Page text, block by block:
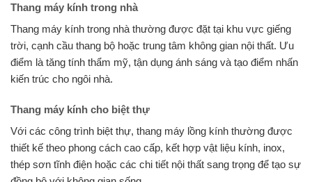
Thang máy kính trong nhà
Thang máy kính trong nhà thường được đặt tại khu vực giếng
trời, cạnh cầu thang bộ hoặc trung tâm không gian nội thất. Ưu
điểm là tăng tính thẩm mỹ, tận dụng ánh sáng và tạo điểm nhấn
kiến trúc cho ngôi nhà.
Thang máy kính cho biệt thự
Với các công trình biệt thự, thang máy lồng kính thường được
thiết kế theo phong cách cao cấp, kết hợp vật liệu kính, inox,
thép sơn tĩnh điện hoặc các chi tiết nội thất sang trọng để tạo sự